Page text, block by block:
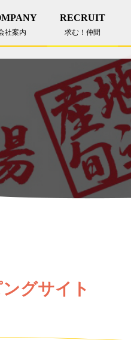
社案内
RECRUIT
求む！仲間
グサイト